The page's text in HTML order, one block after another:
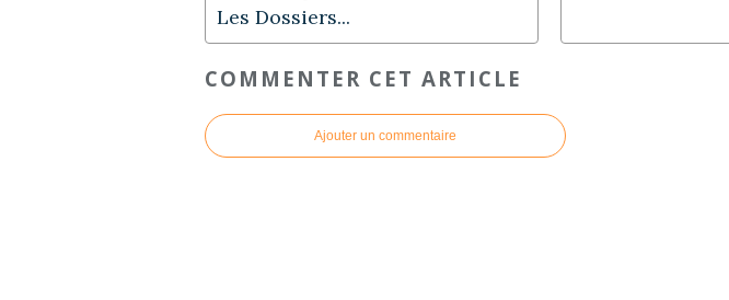
Les Dossiers...
COMMENTER CET ARTICLE
Ajouter un commentaire